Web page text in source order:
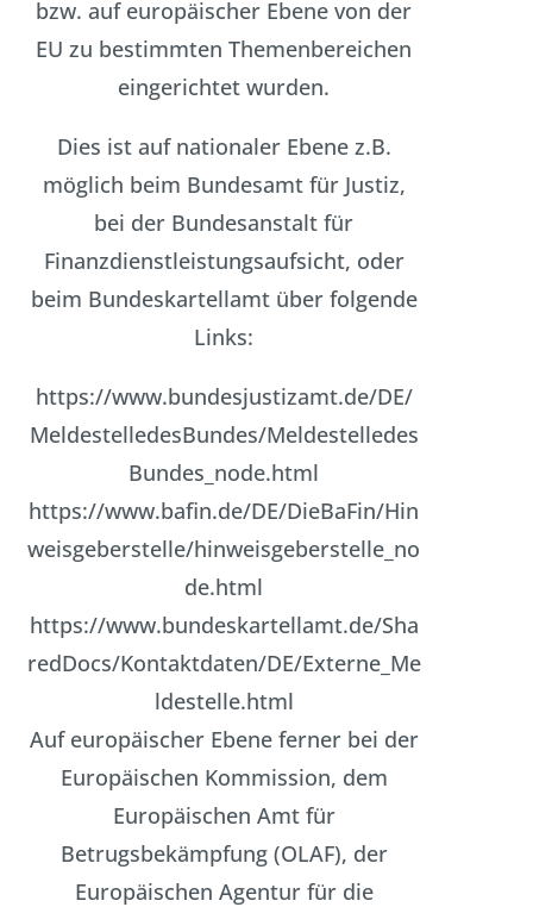
bzw. auf europäischer Ebene von der
EU zu bestimmten Themenbereichen
eingerichtet wurden.
Dies ist auf nationaler Ebene z.B.
möglich beim Bundesamt für Justiz,
bei der Bundesanstalt für
Finanzdienstleistungsaufsicht, oder
beim Bundeskartellamt über folgende
Links:
https://www.bundesjustizamt.de/DE/
MeldestelledesBundes/Meldestelledes
Bundes_node.html
https://www.bafin.de/DE/DieBaFin/Hin
weisgeberstelle/hinweisgeberstelle_no
de.html
https://www.bundeskartellamt.de/Sha
redDocs/Kontaktdaten/DE/Externe_Me
ldestelle.html
Auf europäischer Ebene ferner bei der
Europäischen Kommission, dem
Europäischen Amt für
Betrugsbekämpfung (OLAF), der
Europäischen Agentur für die